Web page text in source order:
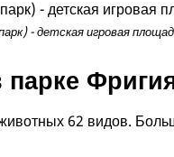
- детская игровая
62 видов.